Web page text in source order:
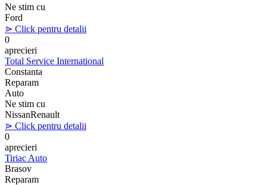
Ne stim cu
Ford
⋗ Click pentru detalii
0
aprecieri
Total Service International
Constanta
Reparam
Auto
Ne stim cu
NissanRenault
⋗ Click pentru detalii
0
aprecieri
Tiriac Auto
Brasov
Reparam